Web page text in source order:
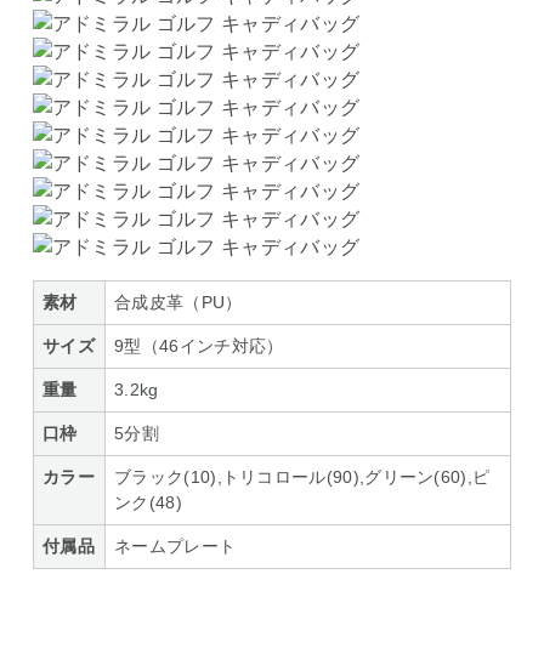
素材 合成皮革（PU）
サイズ 9型（46インチ対応）
重量 3.2kg
口枠 5分割
カラー
ブラック(10),トリコロール(90),グリーン(60),ピ
ンク(48)
付属品 ネームプレート